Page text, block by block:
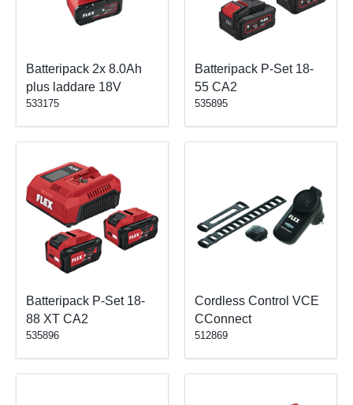
Batteripack 2x 8.0Ah
plus laddare 18V
533175
Batteripack P-Set 18-
55 CA2
535895
Batteripack P-Set 18-
88 XT CA2
535896
Cordless Control VCE
CConnect
512869